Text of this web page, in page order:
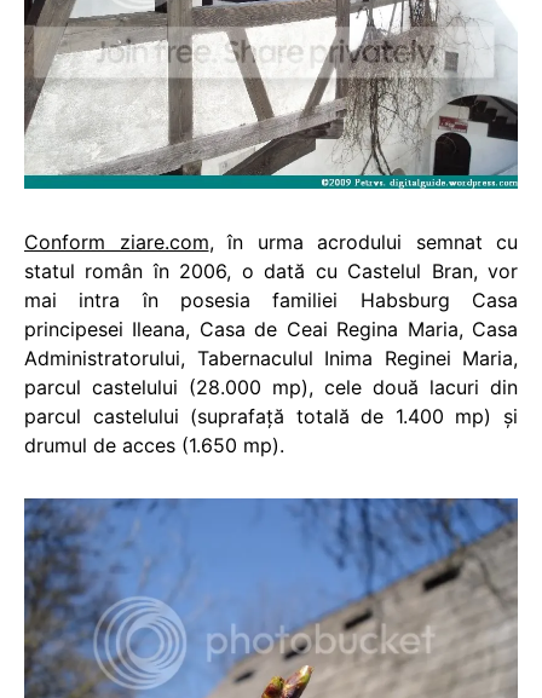
Conform ziare.com, în urma acrodului semnat cu
statul român în 2006, o dată cu Castelul Bran, vor
mai intra în posesiafamiliei Habsburg Casa
principesei Ileana, Casa de Ceai Regina Maria, Casa
Administratorului, Tabernaculul Inima Reginei Maria,
parcul castelului (28.000 mp), cele două lacuri din
parcul castelului (suprafaţă totală de 1.400 mp) şi
drumul de acces (1.650 mp).